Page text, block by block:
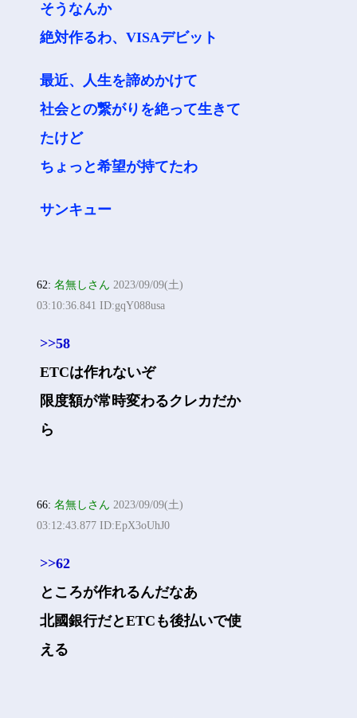
そうなんか
絶対作るわ、VISAデビット
最近、人生を諦めかけて
社会との繋がりを絶って生きて
たけど
ちょっと希望が持てたわ
サンキュー
62:名無しさん 2023/09/09(土)
03:10:36.841 ID:gqY088usa
>>58
ETCは作れないぞ
限度額が常時変わるクレカだか
ら
66:名無しさん 2023/09/09(土)
03:12:43.877 ID:EpX3oUhJ0
>>62
ところが作れるんだなあ
北國銀行だとETCも後払いで使
える